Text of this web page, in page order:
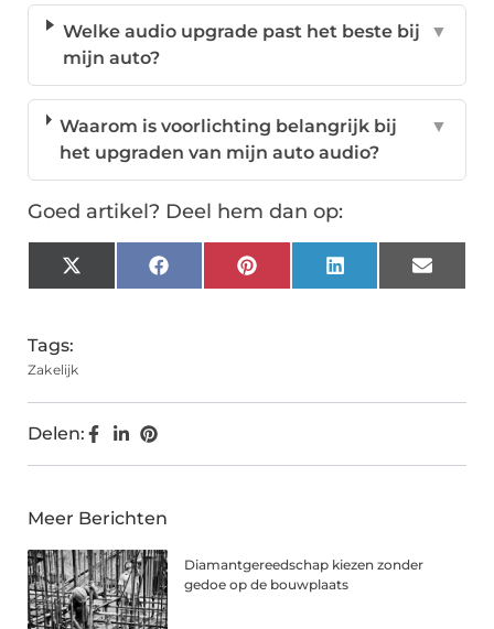
Welke audio upgrade past het beste bij
mijn auto?
▼
Waarom is voorlichting belangrijk bij
het upgraden van mijn auto audio?
▼
Goed artikel? Deel hem dan op:
X
(Twitter)
FacebookPinterestLinkedIn Email
Tags:
Zakelijk
Delen:
Meer Berichten
Diamantgereedschap kiezen zonder
gedoe op de bouwplaats